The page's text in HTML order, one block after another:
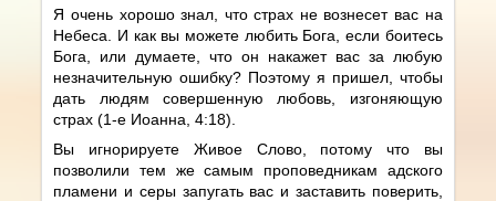
Я очень хорошо знал, что страх не вознесет вас на
Небеса. И как вы можете любить Бога, если боитесь
Бога, или думаете, что он накажет вас за любую
незначительную ошибку? Поэтому я пришел, чтобы
дать людям совершенную любовь, изгоняющую
страх (1-е Иоанна, 4:18).
Вы игнорируете Живое Слово, потому что вы
позволили тем же самым проповедникам адского
пламени и серы запугать вас и заставить поверить,